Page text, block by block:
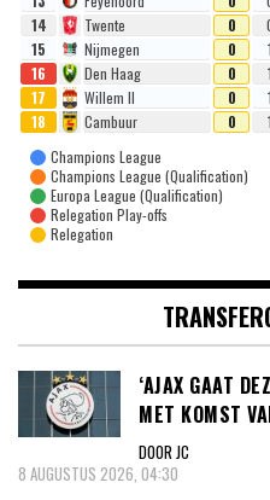
14
Twente 0
15
Nijmegen 0 1
16
Den Haag 0 1
17
Willem II 0 1
18
Cambuur 0 1
Champions League
Champions League (Qualification)
Europa League (Qualification)
Relegation Play-offs
Relegation
‘AJAX GAAT
MET KOMST
DOOR JC
8 AUGUSTUS 2026, 04:30